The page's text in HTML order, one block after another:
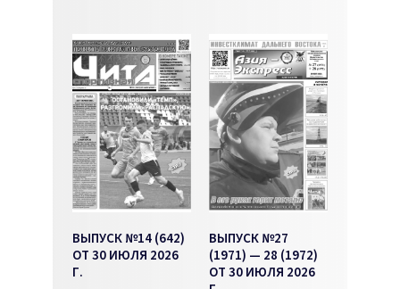
ВЫПУСК №14 (642)
ОТ 30 ИЮЛЯ 2026
Г.
ВЫПУСК №27
(1971) — 28 (1972)
ОТ 30 ИЮЛЯ 2026